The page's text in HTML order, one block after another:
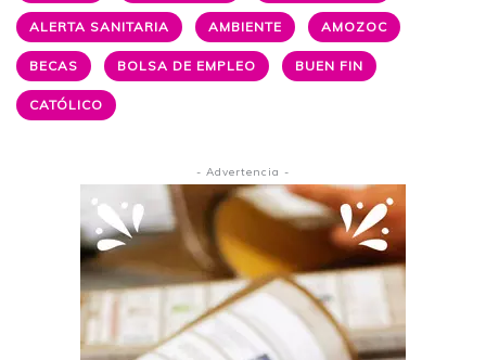
ALERTA SANITARIA AMBIENTE AMOZOC
BECAS BOLSA DE EMPLEO BUEN FIN
CATÓLICO
- Advertencia -